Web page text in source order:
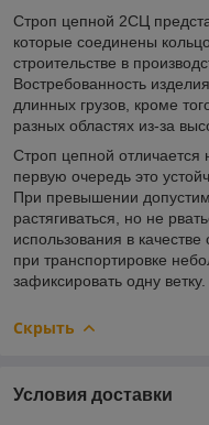
Строп цепной 2СЦ
которые соединены
строительстве в
Востребованность
длинных грузов, кроме
разных областях из-за
Строп цепной
первую очередь это
При превышении
растягиваться, но не
использования в
при транспортировке
зафиксировать одну ветку.
Скрыть
Условия доставки